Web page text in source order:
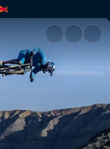
| Red Bull